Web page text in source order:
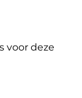
voor deze